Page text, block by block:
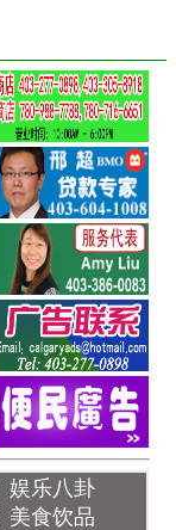
娱乐八卦
美食饮品